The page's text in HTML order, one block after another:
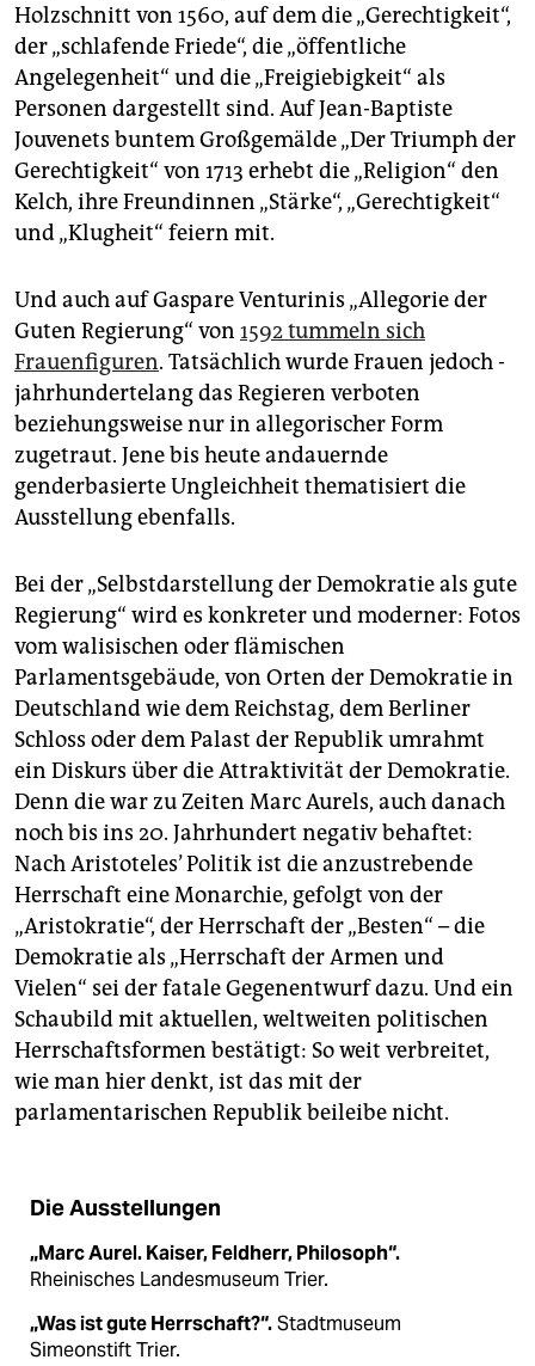
Holzschnitt von 1560, auf dem die „Gerechtigkeit“,
der „schlafende Friede“, die „öffentliche
Angelegenheit“ und die „Freigiebigkeit“ als
Personen dargestellt sind. Auf Jean-Baptiste
Jouvenets buntem Großgemälde „Der Triumph der
Gerechtigkeit“ von 1713 erhebt die „Religion“ den
Kelch, ihre Freundinnen „Stärke“, „Gerechtigkeit“
und „Klugheit“ feiern mit.
Und auch auf Gaspare Venturinis „Allegorie der
Guten Regierung“ von 1592 tummeln sich
Frauenfiguren. Tatsächlich wurde Frauen jedoch ­
jahrhundertelang das Regieren verboten
beziehungsweise nur in allegorischer Form
zugetraut. Jene bis heute andauernde
genderbasierte Ungleichheit thematisiert die
Ausstellung ebenfalls.
Bei der „Selbstdarstellung der Demokratie als gute
Regierung“ wird es konkreter und moderner: Fotos
vom walisischen oder flämischen
Parlamentsgebäude, von Orten der Demokratie in
Deutschland wie dem Reichstag, dem Berliner
Schloss oder dem Palast der Republik umrahmt
ein Diskurs über die Attraktivität der Demokratie.
Denn die war zu Zeiten Marc Aurels, auch danach
noch bis ins 20. Jahrhundert negativ behaftet:
Nach Aristoteles’ Politik ist die anzustrebende
Herrschaft eine Monarchie, gefolgt von der
„Aristokratie“, der Herrschaft der „Besten“ – die
Demokratie als „Herrschaft der Armen und
Vielen“ sei der fatale Gegenentwurf dazu. Und ein
Schaubild mit aktuellen, weltweiten politischen
Herrschaftsformen bestätigt: So weit verbreitet,
wie man hier denkt, ist das mit der
parlamentarischen Republik beileibe nicht.
Die Ausstellungen
„Marc Aurel. Kaiser, Feldherr, Philosoph“.
Rheinisches Landesmuseum Trier.
„Was ist gute Herrschaft?“.Stadtmuseum
Simeonstift Trier.